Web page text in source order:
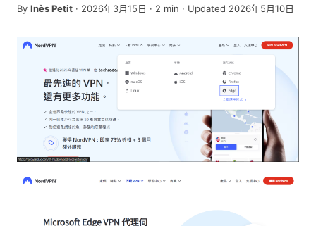
By Inès Petit · 2026年3月15日 · 2 min · Updated 2026年5月10日